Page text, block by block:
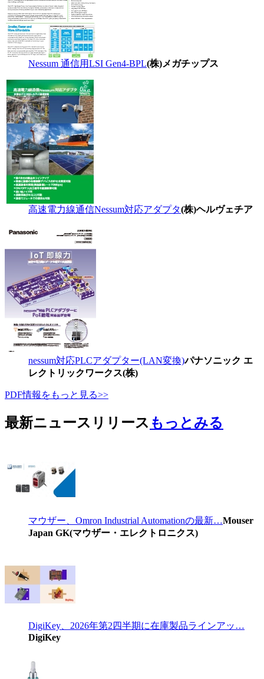
Nessum 通信用LSI Gen4-BPL(株)メガチップス
高速電力線通信Nessum対応アダプタ(株)ヘルヴェチア
nessum対応PLCアダプター(LAN変換)パナソニック エ
レクトリックワークス(株)
PDF情報をもっと見る>>
最新ニュースリリース もっとみる
マウザー、Omron Industrial Automationの最新…Mouser
Japan GK(マウザー・エレクトロニクス)
DigiKey、2026年第2四半期に在庫製品ラインアッ…
DigiKey